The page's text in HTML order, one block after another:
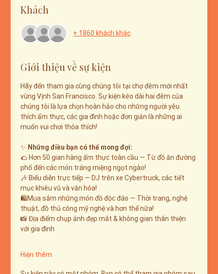
Khách
+ 1860 khách khác
Giới thiệu về sự kiện
Hãy đến tham gia cùng chúng tôi tại chợ đêm mới nhất
vùng Vịnh San Francisco. Sự kiện kéo dài hai đêm của
chúng tôi là lựa chọn hoàn hảo cho những người yêu
thích ẩm thực, các gia đình hoặc đơn giản là những ai
muốn vui chơi thỏa thích!
✨ Những điều bạn có thể mong đợi:
🌮 Hơn 50 gian hàng ẩm thực toàn cầu — Từ đồ ăn đường
phố đến các món tráng miệng ngọt ngào!
🎶 Biểu diễn trực tiếp — DJ trên xe Cybertruck, các tiết
mục khiêu vũ và văn hóa!
🛍️Mua sắm những món đồ độc đáo — Thời trang, nghệ
thuật, đồ thủ công mỹ nghệ và hơn thế nữa!
📸 Địa điểm chụp ảnh đẹp mắt & không gian thân thiện
với gia đình
Hiện thêm